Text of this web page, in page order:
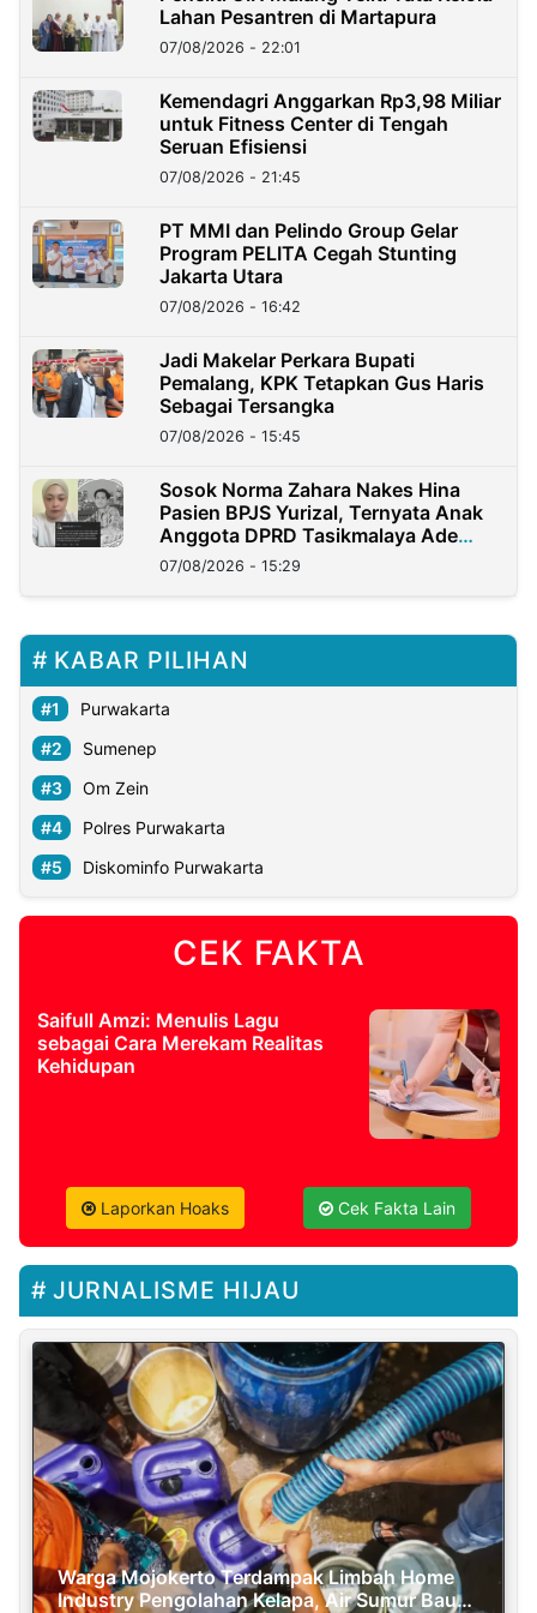
Lahan Pesantren di Martapura
07/08/2026 - 22:01
Kemendagri Anggarkan Rp3,98 Miliar
untuk Fitness Center di Tengah
Seruan Efisiensi
07/08/2026 - 21:45
PT MMI dan Pelindo Group Gelar
Program PELITA Cegah Stunting
Jakarta Utara
07/08/2026 - 16:42
Jadi Makelar Perkara Bupati
Pemalang, KPK Tetapkan Gus Haris
Sebagai Tersangka
07/08/2026 - 15:45
Sosok Norma Zahara Nakes Hina
Pasien BPJS Yurizal, Ternyata Anak
Anggota DPRD Tasikmalaya Ade
Lukman
07/08/2026 - 15:29
KABAR PILIHAN
Purwakarta
Sumenep
Om Zein
Polres Purwakarta
Diskominfo Purwakarta
CEK FAKTA
Saifull Amzi: Menulis Lagu
sebagai Cara Merekam Realitas
Kehidupan
Laporkan Hoaks Cek Fakta Lain
JURNALISME HIJAU
Warga Mojokerto Terdampak Limbah Home
Industry Pengolahan Kelapa, Air Sumur Bau